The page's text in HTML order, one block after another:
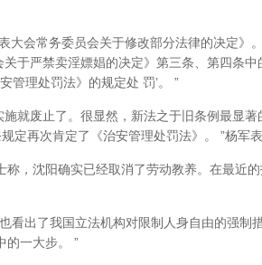
会常务委员会关于修改部分法律的决定》
于严禁卖淫嫖娼的决定》第三条、第四条中
管理处罚法》的规定处 罚’。 ”
废止了。很显然，新法之于旧条例最显著
定再次肯定了《治安管理处罚法》。 ”杨军表
沈阳确实已经取消了劳动教养。在最近的
出了我国立法机构对限制人身自由的强制
的一大步。 ”